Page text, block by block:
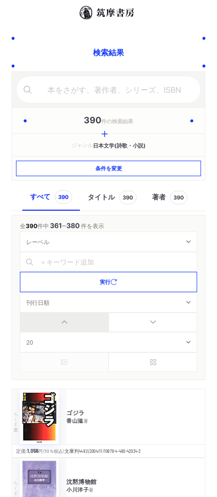
検索結果
390件の検索結果
ジャンル日本文学(詩歌・小説)
条件を変更
すべて 390 タイトル 390 著者 390
全390件中361─380件を表示
実行
ちくま文庫 ゴジラ
香山滋著
定価:1,056円 （10％税込）文庫判448頁2004/11/10978-4-480-42034-3
ちくま文庫 沈黙博物館
小川洋子著